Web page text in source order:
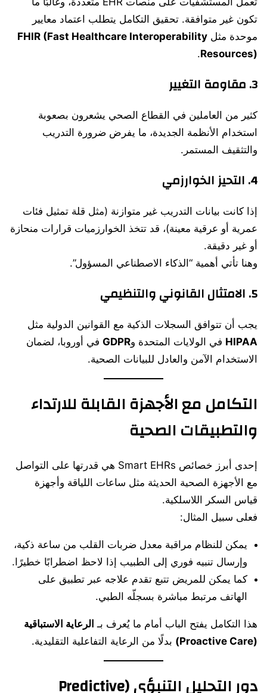
تكون غير متوافقة. تحقيق التكامل يتطلب اعتماد معايير
موحدة مثل FHIR (Fast Healthcare Interoperability
Resources)
.
3. مقاومة التغيير
كثير من العاملين في القطاع الصحي يشعرون بصعوبة
استخدام الأنظمة الجديدة، ما يفرض ضرورة التدريب
والتثقيف المستمر.
4. التحيز الخوارزمي
إذا كانت بيانات التدريب غير متوازنة (مثل قلة تمثيل فئات
عمرية أو عرقية معينة)، قد تتخذ الخوارزميات قرارات منحازة
أو غير دقيقة.
وهنا تأتي أهمية “الذكاء الاصطناعي المسؤول”.
5. الامتثال القانوني والتنظيمي
يجب أن تتوافق السجلات الذكية مع القوانين الدولية مثل
HIPAA في الولايات المتحدة وGDPR في أوروبا، لضمان
الاستخدام الآمن والعادل للبيانات الصحية.
التكامل مع الأجهزة القابلة للارتداء
والتطبيقات الصحية
إحدى أبرز خصائص Smart EHRs هي قدرتها على التواصل
مع الأجهزة الصحية الحديثة مثل ساعات اللياقة وأجهزة
قياس السكر اللاسلكية.
فعلى سبيل المثال:
يمكن للنظام مراقبة معدل ضربات القلب من ساعة ذكية،
وإرسال تنبيه فوري إلى الطبيب إذا لاحظ اضطرابًا خطيرًا.
كما يمكن للمريض تتبع تقدم علاجه عبر تطبيق على
الهاتف مرتبط مباشرة بسجلّه الطبي.
هذا التكامل يفتح الباب أمام ما يُعرف بـ الرعاية الاستباقية
(Proactive Care)
بدلًا من الرعاية التفاعلية التقليدية.
دور التحليل التنبؤي (Predictive